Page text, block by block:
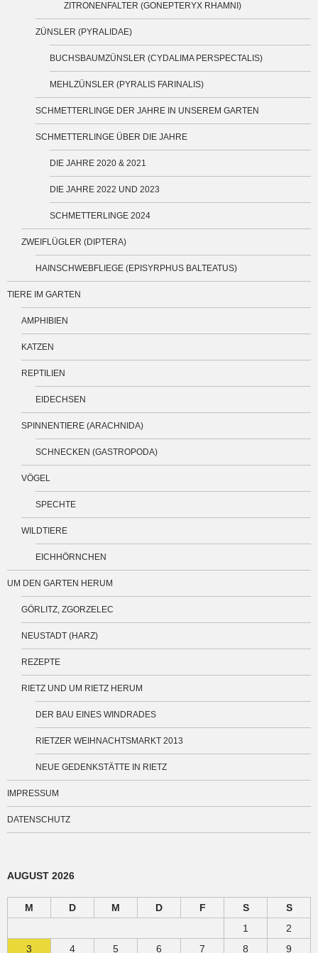
ZITRONENFALTER (GONEPTERYX RHAMNI)
ZÜNSLER (PYRALIDAE)
BUCHSBAUMZÜNSLER (CYDALIMA PERSPECTALIS)
MEHLZÜNSLER (PYRALIS FARINALIS)
SCHMETTERLINGE DER JAHRE IN UNSEREM GARTEN
SCHMETTERLINGE ÜBER DIE JAHRE
DIE JAHRE 2020 & 2021
DIE JAHRE 2022 UND 2023
SCHMETTERLINGE 2024
ZWEIFLÜGLER (DIPTERA)
HAINSCHWEBFLIEGE (EPISYRPHUS BALTEATUS)
TIERE IM GARTEN
AMPHIBIEN
KATZEN
REPTILIEN
EIDECHSEN
SPINNENTIERE (ARACHNIDA)
SCHNECKEN (GASTROPODA)
VÖGEL
SPECHTE
WILDTIERE
EICHHÖRNCHEN
UM DEN GARTEN HERUM
GÖRLITZ, ZGORZELEC
NEUSTADT (HARZ)
REZEPTE
RIETZ UND UM RIETZ HERUM
DER BAU EINES WINDRADES
RIETZER WEIHNACHTSMARKT 2013
NEUE GEDENKSTÄTTE IN RIETZ
IMPRESSUM
DATENSCHUTZ
AUGUST 2026
M D M D F S
S
1
2
3
4 5 6 7 8
9